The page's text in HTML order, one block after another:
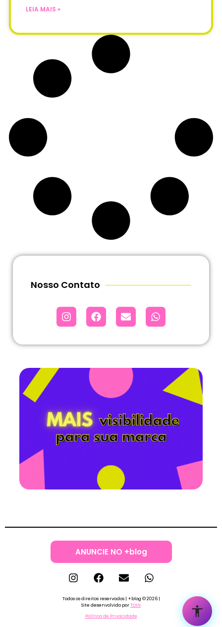
LEIA MAIS »
Nosso Contato
Todos os direitos reservados | +blog © 2026 |
Site desenvolvido porTOIN
Política de Privacidade
ANUNCIE NO +blog